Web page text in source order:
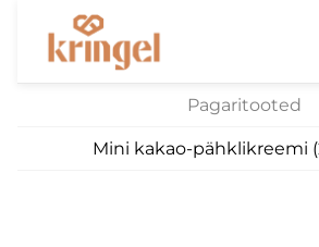
Pagaritooted
Mini kakao-pähklikreemi